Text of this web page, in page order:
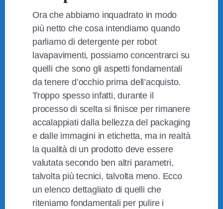
Ora che abbiamo inquadrato in modo
più netto che cosa intendiamo quando
parliamo di detergente per robot
lavapavimenti, possiamo concentrarci su
quelli che sono gli aspetti fondamentali
da tenere d’occhio prima dell’acquisto.
Troppo spesso infatti, durante il
processo di scelta si finisce per rimanere
accalappiati dalla bellezza del packaging
e dalle immagini in etichetta, ma in realtà
la qualità di un prodotto deve essere
valutata secondo ben altri parametri,
talvolta più tecnici, talvolta meno. Ecco
un elenco dettagliato di quelli che
riteniamo fondamentali per pulire i